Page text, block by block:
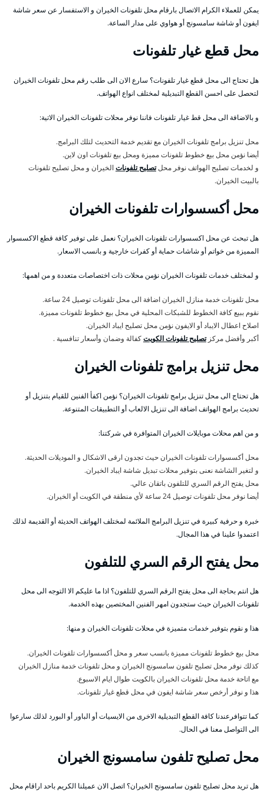
يمكن للعملاء الكرام الاتصال بارقام محل تلفونات الخيران و الاستفسار عن سعر شاشة
ايفون أو شاشة سامسونج أو هواوي على مدار الساعة.
محل قطع غيار تلفونات
هل تحتاج الى محل قطع غيار تلفونات؟ سارع الان الى طلب رقم محل تلفونات الخيران
لتحصل على احسن القطع التبديلية لمختلف انواع الهواتف.
و بالاضافة الى محل قط غيار تلفونات فاننا نوفر محلات تلفونات الخيران الاتية:
محل تنزيل برامج تلفونات الخيران مع تقديم خدمة التحديث لتلك البرامج.
أيضا نؤمن محل بيع خطوط تلفونات مميزة ومحل بيع تلفونات اون لاين.
و لخدمات تصليح الهواتف نوفر محلتصليح تلفوناتالخيران و محل تصليح تلفونات
بالبيت الخيران.
محل أكسسوارات تلفونات الخيران
هل تبحث عن محل اكسسوارات تلفونات الخيران؟ نعمل على توفير كافة قطع الاكسسوار
المميزة من خواتم أو شاشات حماية أو كفرات خارجية و بانسب الاسعار.
و لمختلف خدمات تلفونات الخيران نؤمن محلات ذات اختصاصات متعددة و من اهمها:
محل تلفونات خدمة منازل الخيران اضافة الى محل تلفونات توصيل 24 ساعة.
نقوم ببيع كافة الخطوط للشبكات المحلية في محل بيع خطوط تلفونات مميزة.
اصلاح اعطال الايباد أو الايفون نؤمن محل تصليح ايباد الخيران.
أكبر وأفضل مركزتصليح تلفونات الكويتكفالة وضمان وأسعار تنافسية .
محل تنزيل برامج تلفونات الخيران
هل تحتاج الى محل تنزيل برامج تلفونات الخيران؟ نؤمن اكفأ الفنين للقيام بتنزيل أو
تحديث برامج الهواتف اضافة الى تنزيل الالعاب أو التطبيقات المتنوعة.
و من اهم محلات موبايلات الخيران المتوافرة في شركتنا:
محل أكسسوارات تلفونات الخيران حيث تجدون ارقى الاشكال و الموديلات الحديثة.
و لتغير الشاشة نعنى بتوفير محلات تبديل شاشة ايباد الخيران.
محل يفتح الرقم السري للتلفون باتقان عالي.
أيضا نوفر محل تلفونات توصيل 24 ساعة لأي منطقة في الكويت أو الخيران.
خبرة و حرفية كبيرة في تنزيل البرامج الملائمة لمختلف الهواتف الحديثة أو القديمة لذلك
اعتمدوا علينا في هذا المجال.
محل يفتح الرقم السري للتلفون
هل انتم بحاجة الى محل يفتح الرقم السري للتلفون؟ اذا ما عليكم الا التوجه الى محل
تلفونات الخيران حيث ستجدون امهر الفنين المختصين بهذه الخدمة.
هذا و نقوم بتوفير خدمات متميزة في محلات تلفونات الخيران و منها:
محل بيع خطوط تلفونات مميزة بانسب سعر و محل أكسسوارات تلفونات الخيران.
كذلك نوفر محل تصليح تلفون سامسونج الخيران و محل تلفونات خدمة منازل الخيران
مع اتاحة خدمة محل تلفونات الخيران بالكويت طوال ايام الاسبوع.
هذا و نوفر أرخص سعر شاشة ايفون في محل قطع غيار تلفونات.
كما تتوافرعندنا كافة القطع التبديلية الاخرى من الايسيات أو الباور أو البورد لذلك سارعوا
الى التواصل معنا في الحال.
محل تصليح تلفون سامسونج الخيران
هل تريد محل تصليح تلفون سامسونج الخيران؟ اتصل الان عميلنا الكريم باحد اراقام محل